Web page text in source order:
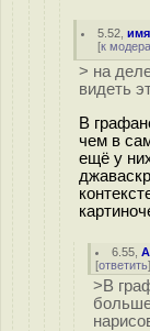
5.52 ,имя
[к
> на
видеть
В
чем в
ещё у
6.55 ,
[ответить]
>В